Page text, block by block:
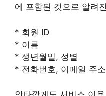
에 포함된 것으로 알려
* 회원 ID
* 이름
* 생년월일, 성별
* 전화번호, 이메일 주소
안타깝게도 서비스 이